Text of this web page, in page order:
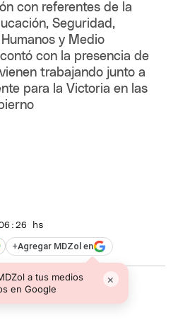
con referentes de la
Seguridad,
y Medio
con la presencia de
trabajando junto a
para la Victoria en las
hs
+Agregar MDZol en
a tus medios
en Google
×